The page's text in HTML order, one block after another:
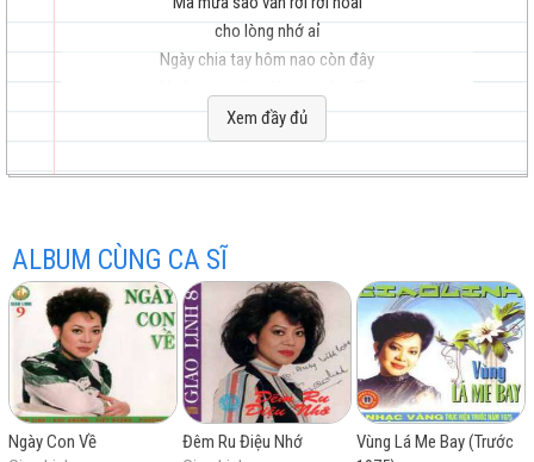
cho lòng nhớ aỉ
Ngày chia tay hôm nao còn đây
Tình đã xa gió mưa u hoài
mắt lệ ngắn dài
Ngày quen nhau dưới chân Thiên Mụ
anh còn nhớ không?
Chợ Đông Ba khi mình qua
Lá me bay bay là đà
Chiều thiết tha có anh bên mình
mà ngỡ hôm qua
Xem đầy đủ
ALBUM CÙNG CA SĨ
Ngày Con Về
Đêm Ru Điệu Nhớ
Vùng Lá Me Bay (Trước